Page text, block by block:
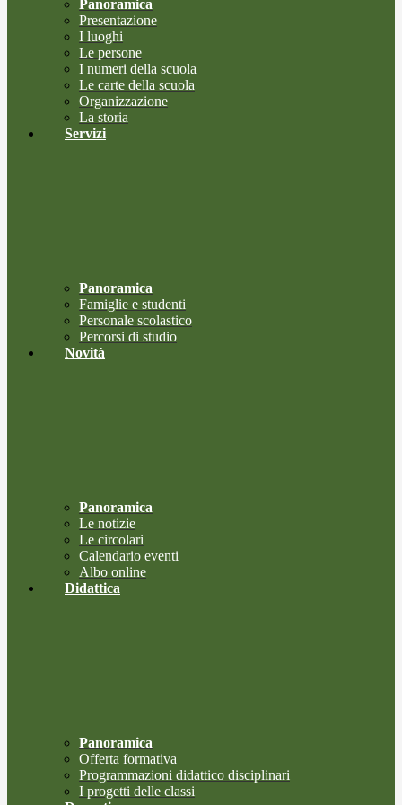
Panoramica
Presentazione
I luoghi
Le persone
I numeri della scuola
Le carte della scuola
Organizzazione
La storia
Servizi
Panoramica
Famiglie e studenti
Personale scolastico
Percorsi di studio
Novità
Panoramica
Le notizie
Le circolari
Calendario eventi
Albo online
Didattica
Panoramica
Offerta formativa
Programmazioni didattico disciplinari
I progetti delle classi